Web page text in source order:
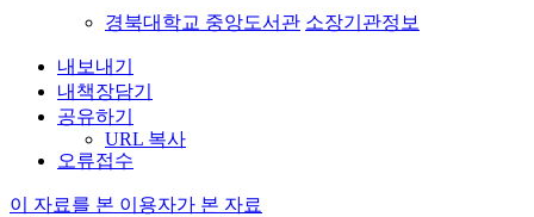
경북대학교 중앙도서관 소장기관정보
내보내기
내책장담기
공유하기
URL 복사
오류접수
이 자료를 본 이용자가 본 자료